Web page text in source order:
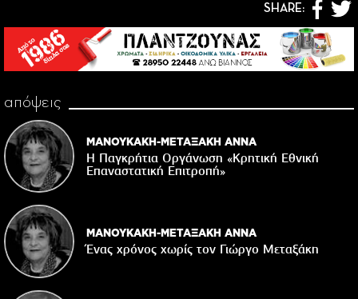
SHARE:
απόψεις
ΜΑΝΟΥΚΑΚΗ-ΜΕΤΑΞΑΚΗ ΑΝΝΑ
Η Παγκρήτια Οργάνωση «Κρητική Εθνική
Επαναστατική Eπιτροπή»
ΜΑΝΟΥΚΑΚΗ-ΜΕΤΑΞΑΚΗ ΑΝΝΑ
Ένας χρόνος χωρίς τον Γιώργο Μεταξάκη